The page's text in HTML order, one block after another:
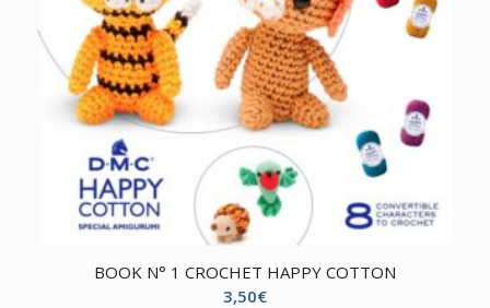
BOOK N° 1 CROCHET HAPPY COTTON
3,50€